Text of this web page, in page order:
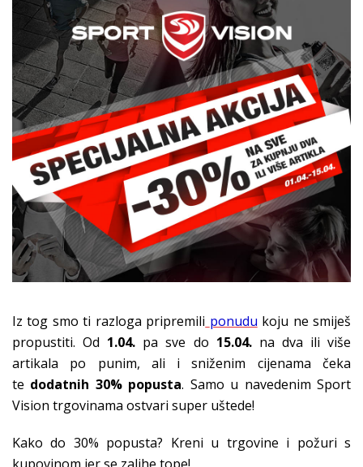
Iz tog smo ti razloga pripremili ponudu koju ne smiješ
propustiti. Od 1.04. pa sve do 15.04. na dva ili više
artikala po punim, ali i sniženim cijenama čeka
te dodatnih 30% popusta. Samo u navedenim Sport
Vision trgovinama ostvari super uštede!
Kako do 30% popusta? Kreni u trgovine i požuri s